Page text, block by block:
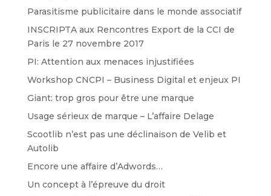
Parasitisme publicitaire dans le monde associatif
INSCRIPTA aux Rencontres Export de la CCI de
Paris le 27 novembre 2017
PI: Attention aux menaces injustifiées
Workshop CNCPI – Business Digital et enjeux PI
Giant: trop gros pour être une marque
Usage sérieux de marque – L’affaire Delage
Scootlib n’est pas une déclinaison de Velib et
Autolib
Encore une affaire d’Adwords…
Un concept à l’épreuve du droit